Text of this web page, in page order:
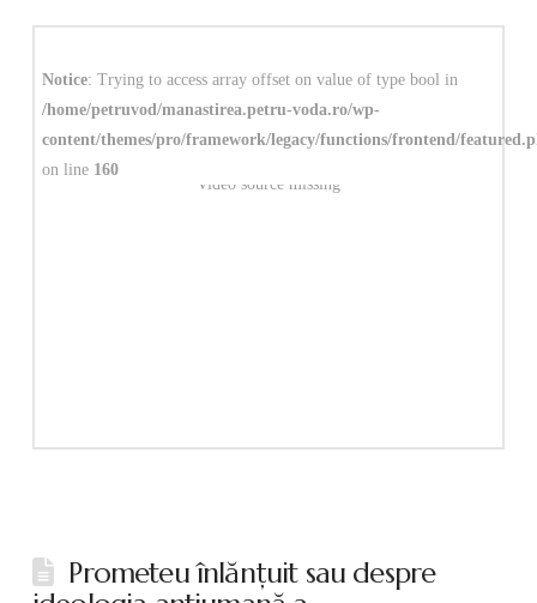
Notice: Trying to access array offset on value of type bool in
/home/petruvod/manastirea.petru-voda.ro/wp-
content/themes/pro/framework/legacy/functions/frontend/
on line 160
Video source missing
Prometeu înlănţuit sau despre